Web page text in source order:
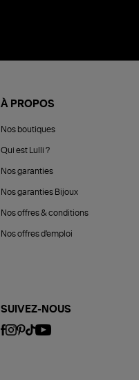
À PROPOS
Nos boutiques
Qui est Lulli ?
Nos garanties
Nos garanties Bijoux
Nos offres & conditions
Nos offres d'emploi
SUIVEZ-NOUS